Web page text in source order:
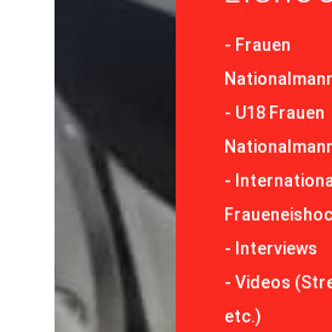
- Frauen
- U18 Frauen
-
- Interviews
-Videos
etc.)